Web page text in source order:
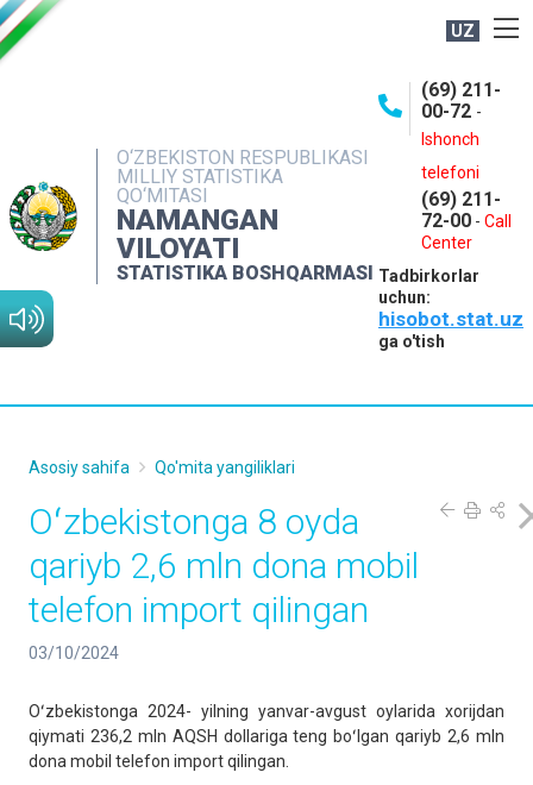
UZ
O‘ZBEKISTON RESPUBLIKASI
MILLIY STATISTIKA
QO‘MITASI
NAMANGAN
VILOYATI
STATISTIKA BOSHQARMASI
(69) 211-
00-72 -
Ishonch
telefoni
(69) 211-
72-00 - Call
Center
Tadbirkorlar
uchun:
hisobot.stat.uz
ga o'tish
NASHRLAR
INTERAKTIV XIZMATLAR
MATBUOT XIZMATI
MUROJAATLAR
Asosiy sahifa Qo'mita yangiliklari
Oʻzbekistonga 8 oyda
qariyb 2,6 mln dona mobil
telefon import qilingan
03/10/2024
Oʻzbekistonga 2024- yilning yanvar-avgust oylarida xorijdan
qiymati 236,2 mln AQSH dollariga teng boʻlgan qariyb 2,6 mln
dona mobil telefon import qilingan.